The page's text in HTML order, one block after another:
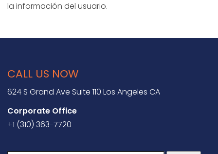
la información del usuario.
CALL US NOW
624 S Grand Ave Suite 110 Los Angeles CA
Corporate Office
+1 (310) 363-7720